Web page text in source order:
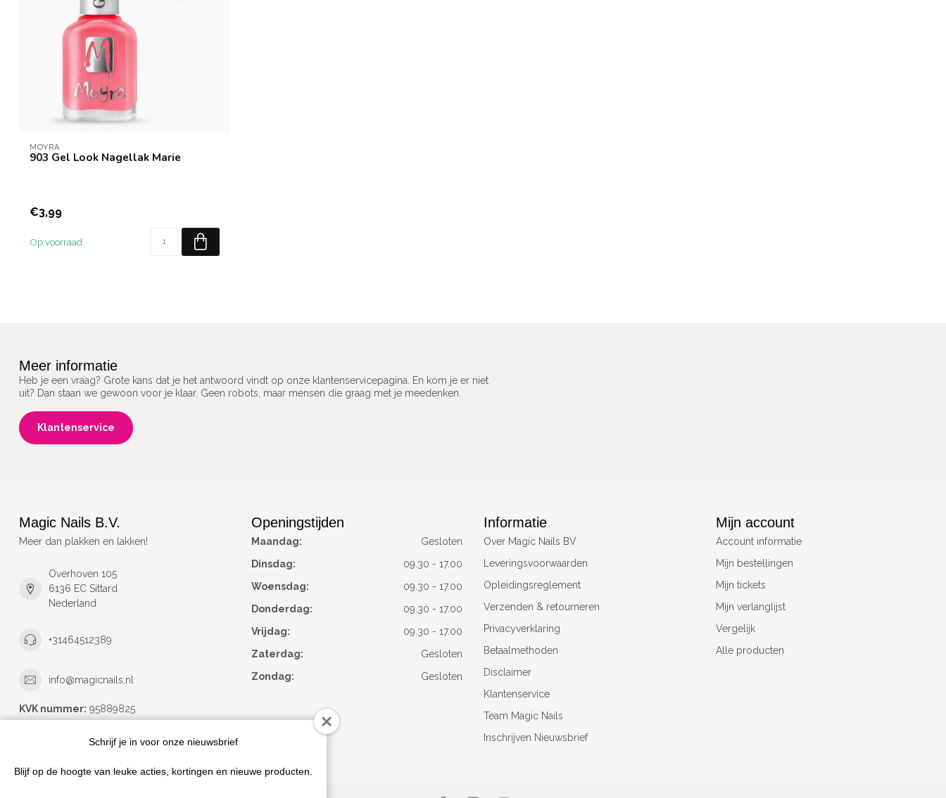
MOYRA
903 Gel Look Nagellak Marie
€3,99
Op voorraad
Meer informatie
Heb je een vraag? Grote kans dat je het antwoord vindt op onze klantenservicepagina. En kom je er niet
uit? Dan staan we gewoon voor je klaar. Geen robots, maar mensen die graag met je meedenken.
Klantenservice
Magic Nails B.V.
Meer dan plakken en lakken!
Overhoven 105
6136 EC Sittard
Nederland
+31464512389
info@magicnails.nl
KVK nummer: 95889825
Openingstijden
Maandag:
Gesloten
Dinsdag:
09.30 - 17.00
Woensdag:
09.30 - 17.00
Donderdag:
09.30 - 17.00
Vrijdag:
09.30 - 17.00
Zaterdag:
Gesloten
Zondag:
Gesloten
Informatie
Over Magic Nails BV
Leveringsvoorwaarden
Opleidingsreglement
Verzenden & retourneren
Privacyverklaring
Betaalmethoden
Disclaimer
Klantenservice
Team Magic Nails
Inschrijven Nieuwsbrief
Mijn account
Account informatie
Mijn bestellingen
Mijn tickets
Mijn verlanglijst
Vergelijk
Alle producten
Schrijf je in voor onze nieuwsbrief
Blijf op de hoogte van leuke acties, kortingen en nieuwe producten.